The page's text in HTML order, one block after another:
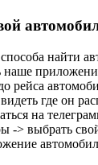
найти
рейса
где он
на
-> выбрать